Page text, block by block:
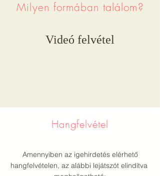
Milyen formában találom?
Videó felvétel
Hangfelvétel
Amennyiben az igehirdetés elérhető
hangfelvételen, az alábbi lejátszót elindítva